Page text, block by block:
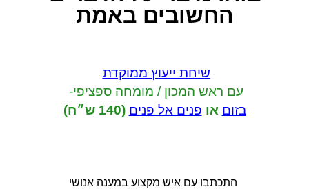
החשובים באמת
שיחת ייעוץ ממוקדת
עם ראש המכון / מומחה ספציפי-
בזום או פנים אל פנים (140 ש״ח)
התכתבו עם איש מקצוע במענה אנושי